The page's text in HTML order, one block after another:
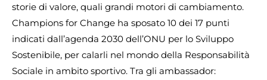
storie di valore, quali grandi motori di cambiamento.
Champions for Change ha sposato 10 dei 17 punti
indicati dall’agenda 2030 dell’ONU per lo Sviluppo
Sostenibile, per calarli nel mondo della Responsabilità
Sociale in ambito sportivo. Tra gli ambassador: